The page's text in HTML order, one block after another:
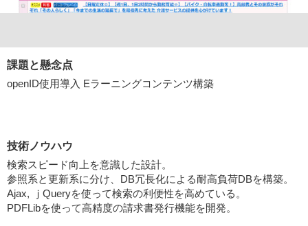
課題と懸念点
openID使用導入 Eラーニングコンテンツ構築
技術ノウハウ
検索スピード向上を意識した設計。
参照系と更新系に分け、DB冗長化による耐高負荷DBを構築。
Ajax, ｊQueryを使って検索の利便性を高めている。
PDFLibを使って高精度の請求書発行機能を開発。